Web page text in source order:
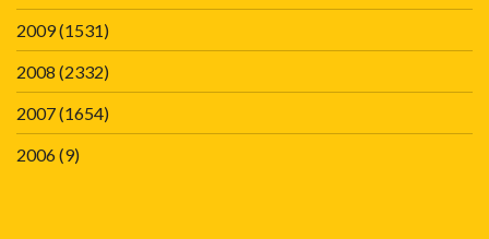
2009(1531)
2008 (2332)
2007(1654)
2006(9)